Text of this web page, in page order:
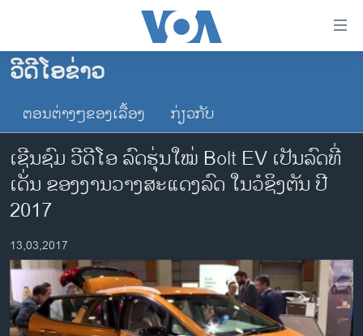
ເຂົ້າ
ຂ້າມ
ຂ້າມ
ໄປ
ຫາ
ຊອກ
ໂຮມເພຈ
ລາວ
ອາເມຣິກາ
ການເລືອກຕັ້ງ ປະທານາທີບໍດີ ສະຫະລັດ 2024
ຂ່າວ​ຈີນ
ເອເຊຍ
ອິດສະຫຼະພາບດ້ານການຂ່າວ
ຊີວິດຊາວລາວ
ວີດີໂອຂ່າວ
ຕອນຕ່າງໆຂອງເລື້ອງ ກ່ຽວກັບ
ເຊີນຊົມ ວີດີໂອ ລົດຮຸ່ນໃໝ່ Bolt EV ເປັນລົດທີ່
ເດັ່ນ ຂອງງານວາງສະແດງລົດ ໃນວໍຊິງຕັນ ປີ
2017
13,03,2017